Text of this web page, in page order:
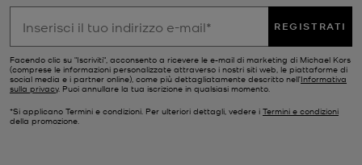
REGISTRATI
Facendo clic su "Iscriviti", acconsento a ricevere le e-mail di marketing di Michael Kors
(comprese le informazioni personalizzate attraverso i nostri siti web, le piattaforme di
social media e i partner online), come più dettagliatamente descritto nell’Informativa
sulla privacy. Puoi annullare la tua iscrizione in qualsiasi momento.
*Si applicano Termini e condizioni. Per ulteriori dettagli, vedere i Termini e condizioni
della promozione.